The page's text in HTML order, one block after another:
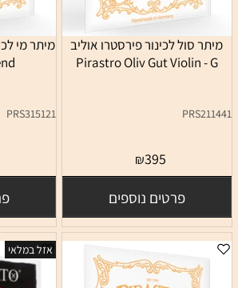
מיתר סול לכינור פירסטרו אוליב
Pirastro Oliv Gut Violin - G
PRS211441
₪395
פרטים נוספים
PRS315121
אזל במלאי